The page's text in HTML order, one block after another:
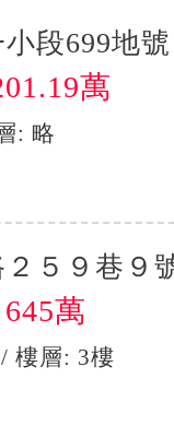
段699地號
萬
: 略
５９巷９
萬
樓層: 3樓